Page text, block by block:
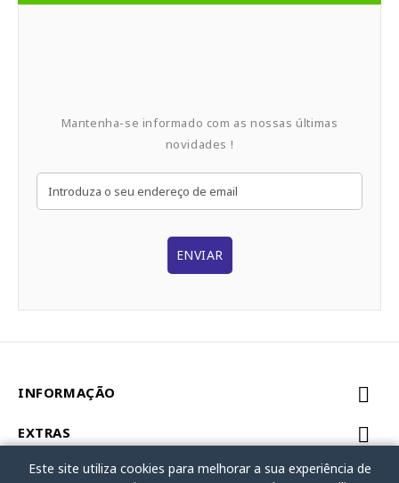
Mantenha-se informado com as nossas últimas
novidades !
ENVIAR
INFORMAÇÃO
EXTRAS
MINHA CONTA
Este site utiliza cookies para melhorar a sua experiência de